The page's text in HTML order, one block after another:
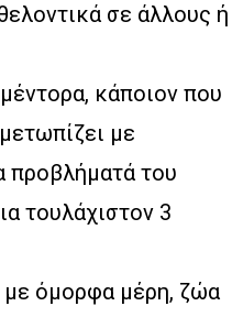
σε άλλους ή
κάποιον που
με
προβλήματά του
τουλάχιστον 3
με όμορφα μέρη, ζώα